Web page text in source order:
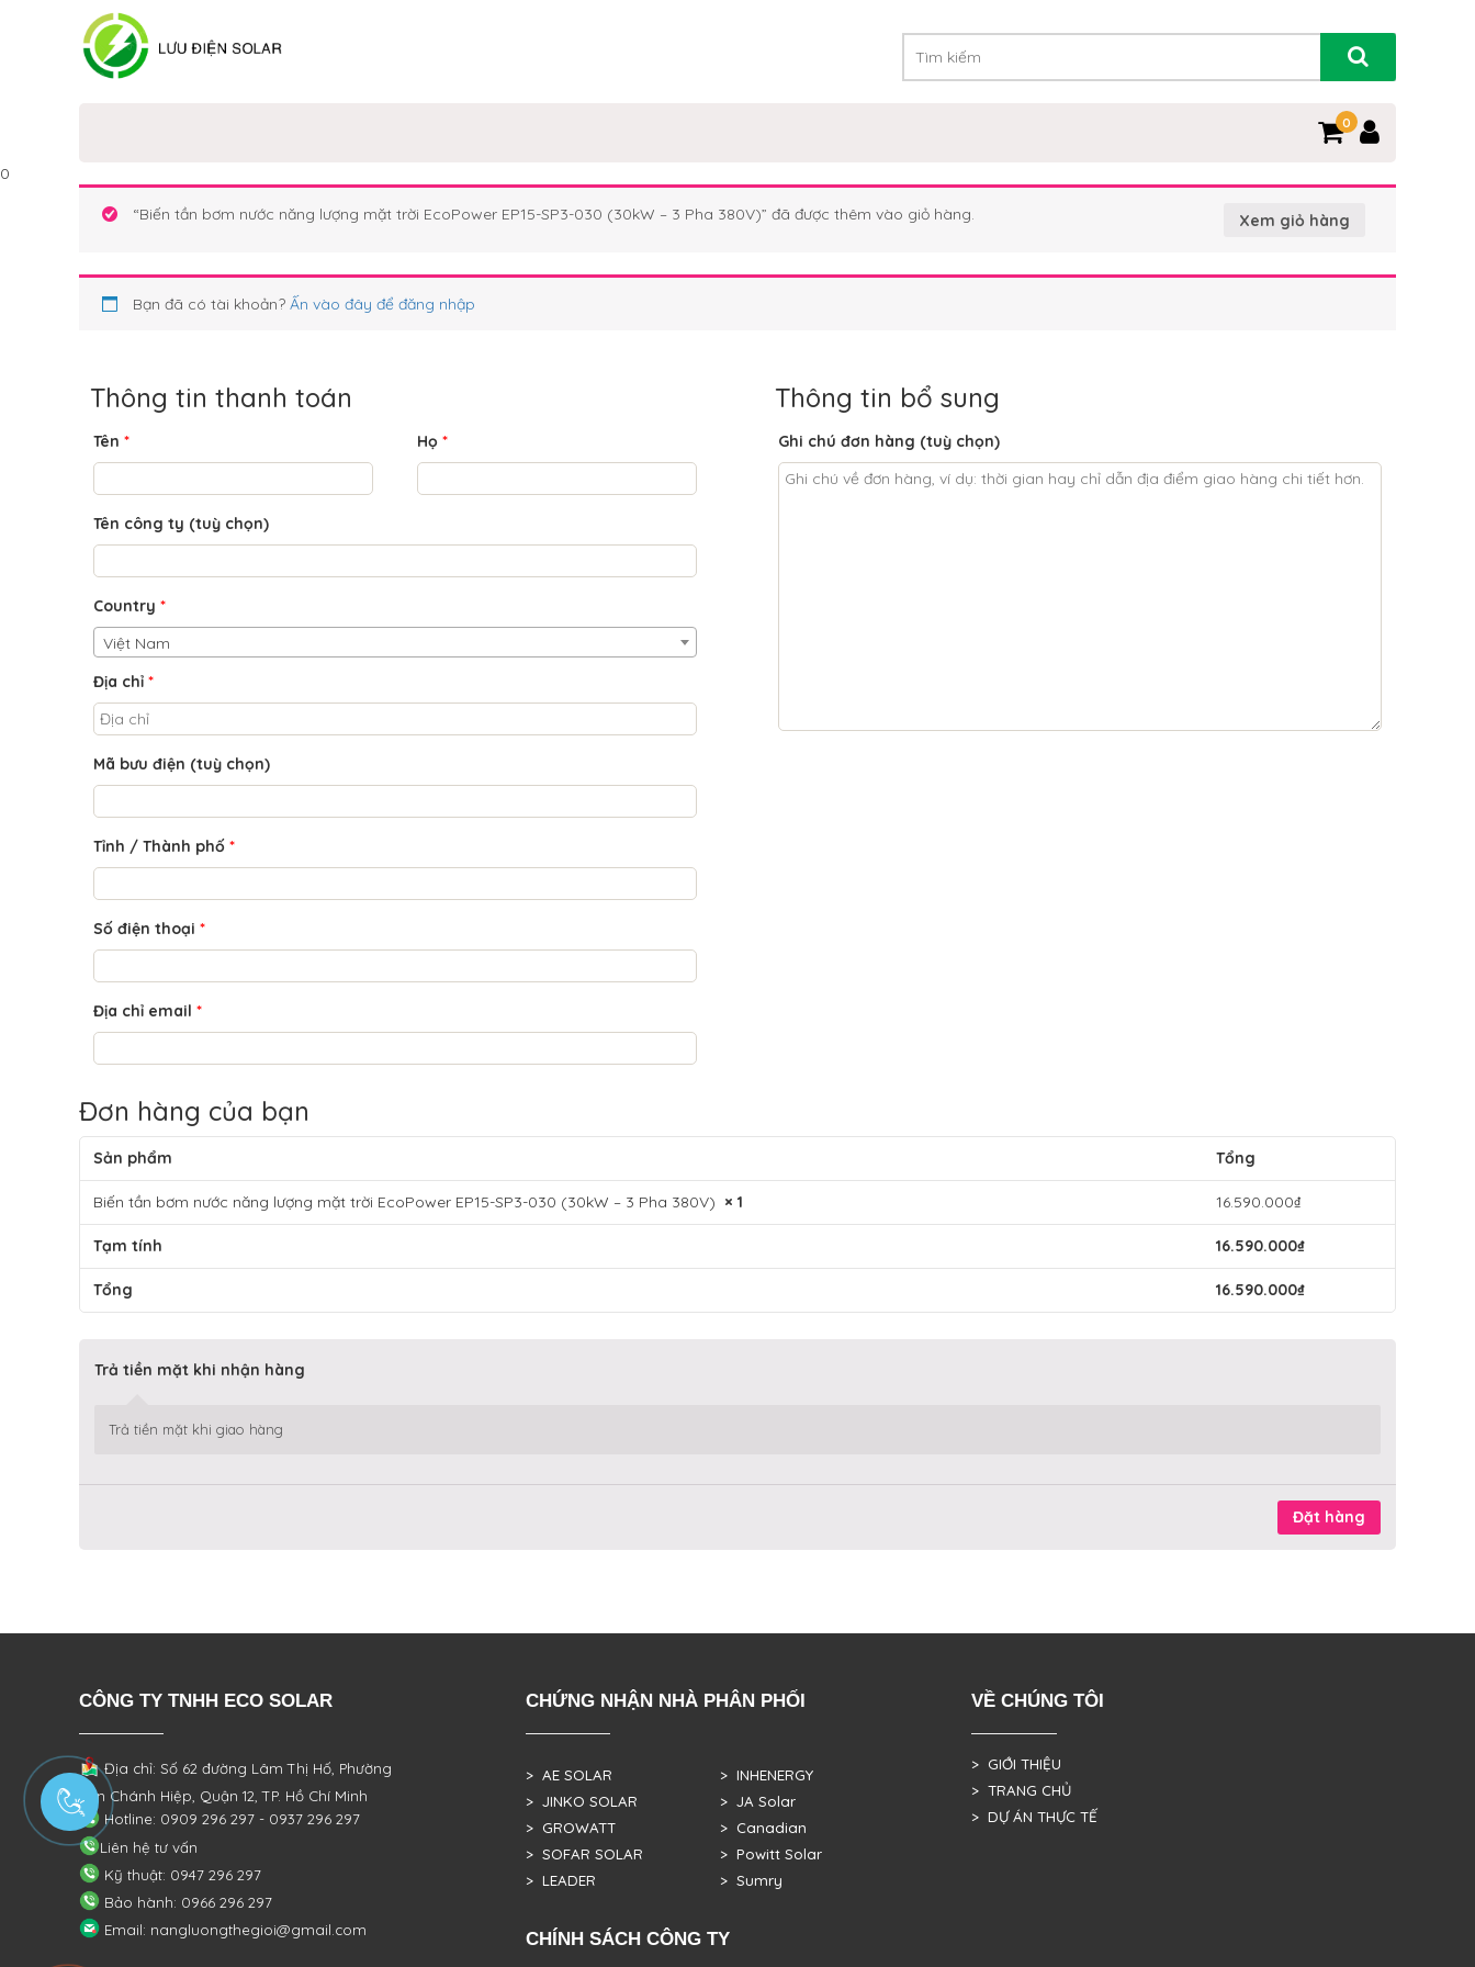
0
0
Xem giỏ hàng
“Biến tần bơm nước năng lượng mặt trời EcoPower EP15-SP3-030 (30kW – 3 Pha 380V)” đã được thêm vào giỏ hàng.
Bạn đã có tài khoản? Ấn vào đây để đăng nhập
Thông tin thanh toán
Tên * Họ *
Tên công ty (tuỳ chọn)
Country *
Việt Nam
Địa chỉ *
Mã bưu điện (tuỳ chọn)
Tỉnh / Thành phố *
Số điện thoại *
Địa chỉ email *
Thông tin bổ sung
Ghi chú đơn hàng (tuỳ chọn)
Đơn hàng của bạn
Sản phẩm Tổng
Biến tần bơm nước năng lượng mặt trời EcoPower EP15-SP3-030 (30kW – 3 Pha 380V) × 1 ₫
16.590.000
Tạm tính ₫
16.590.000
Tổng ₫
16.590.000
Trả tiền mặt khi nhận hàng
Trả tiền mặt khi giao hàng
Đặt hàng
CÔNG TY TNHH ECO SOLAR
Địa chỉ: Số 62 đường Lâm Thị Hố, Phường
Tân Chánh Hiệp, Quận 12, TP. Hồ Chí Minh
Hotline: 0909 296 297 - 0937 296 297
Liên hệ tư vấn
Kỹ thuật: 0947 296 297
Bảo hành: 0966 296 297
Email: nangluongthegioi@gmail.com
CHỨNG NHẬN NHÀ PHÂN PHỐI
> AE SOLAR
> JINKO SOLAR
> GROWATT
> SOFAR SOLAR
> LEADER
> INHENERGY
> JA Solar
> Canadian
> Powitt Solar
> Sumry
CHÍNH SÁCH CÔNG TY
VỀ CHÚNG TÔI
> GIỚI THIỆU
> TRANG CHỦ
> DỰ ÁN THỰC TẾ